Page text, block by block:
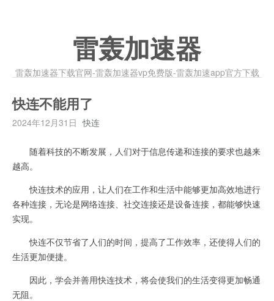
雷轰加速器
雷轰加速器下载官网-雷轰加速器vp免费版-雷轰加速app官方下载
快连不能用了
2024年12月31日 快连
随着科技的不断发展，人们对于信息传递和连接的要求也越来
越高。
快连技术的应用，让人们在工作和生活中能够更加高效地进行
各种连接，无论是网络连接、社交连接还是设备连接，都能够快速
实现。
快连不仅节省了人们的时间，提高了工作效率，还使得人们的
生活更加便捷。
因此，学会并善用快连技术，将会使我们的生活变得更加畅通
无阻。